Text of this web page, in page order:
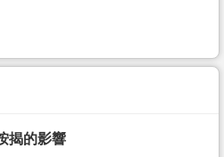
揭的影響